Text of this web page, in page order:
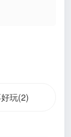
玩(2)